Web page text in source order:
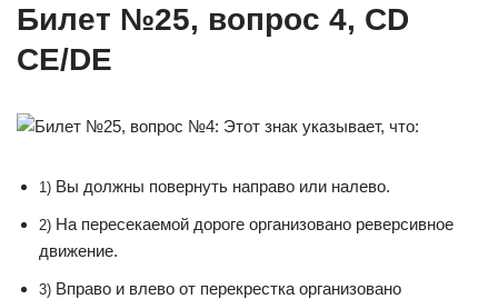
Билет №25, вопрос 4, CD
CE/DE
1) Вы должны повернуть направо или налево.
2) На пересекаемой дороге организовано реверсивное
движение.
3) Вправо и влево от перекрестка организовано